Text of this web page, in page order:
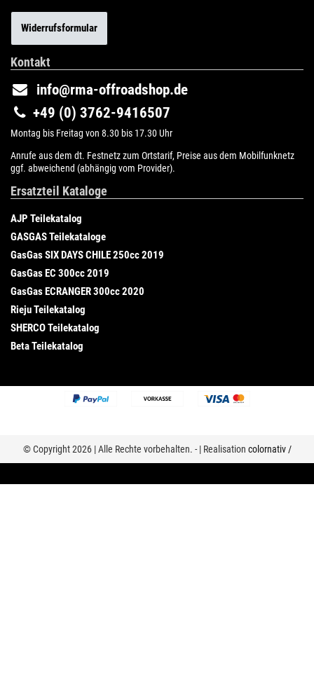
Widerrufsformular
Kontakt
info@rma-offroadshop.de
+49 (0) 3762-9416507
Montag bis Freitag von 8.30 bis 17.30 Uhr
Anrufe aus dem dt. Festnetz zum Ortstarif, Preise aus dem Mobilfunknetz
ggf. abweichend (abhängig vom Provider).
Ersatzteil Kataloge
AJP Teilekatalog
GASGAS Teilekataloge
GasGas SIX DAYS CHILE 250cc 2019
GasGas EC 300cc 2019
GasGas ECRANGER 300cc 2020
Rieju Teilekatalog
SHERCO Teilekatalog
Beta Teilekatalog
© Copyright 2026 | Alle Rechte vorbehalten. - | Realisation colornativ /